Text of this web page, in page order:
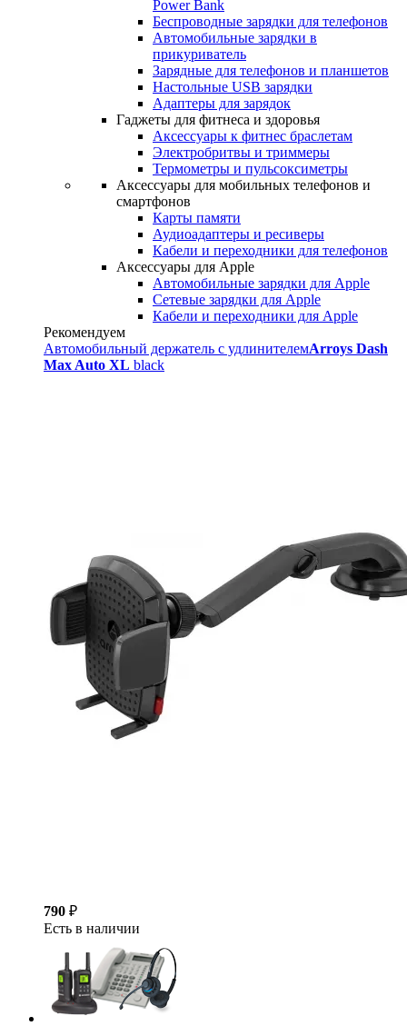
Power Bank
Беспроводные зарядки для телефонов
Автомобильные зарядки в
прикуриватель
Зарядные для телефонов и планшетов
Настольные USB зарядки
Адаптеры для зарядок
Гаджеты для фитнеса и здоровья
Аксессуары к фитнес браслетам
Электробритвы и триммеры
Термометры и пульсоксиметры
Аксессуары для мобильных телефонов и
смартфонов
Карты памяти
Аудиоадаптеры и ресиверы
Кабели и переходники для телефонов
Аксессуары для Apple
Автомобильные зарядки для Apple
Сетевые зарядки для Apple
Кабели и переходники для Apple
Рекомендуем
Автомобильный держатель с удлинителемArroys Dash
Max Auto XL black
790 ₽
Есть в наличии